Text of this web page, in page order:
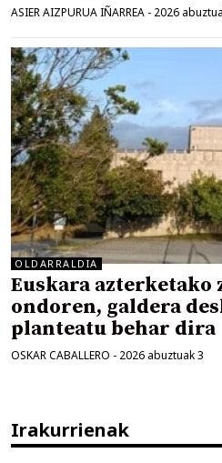
ASIER AIZPURUA IÑARREA - 2026
OLDARRALDIA
Euskara
ondoren, galdera
planteatu behar dira
OSKAR CABALLERO - 2026 abuztuak 3
Irakurrienak